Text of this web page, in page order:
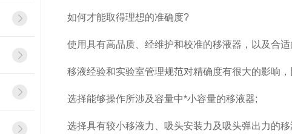
如何才能取得理想的准确度?
使用具有高品质、经维护和校准的移液器，以及合
移液经验和实验室管理规范对精确度有很大的影响
选择能够操作所涉及容量中*小容量的移液器;
选择具有较小移液力、吸头安装力及吸头弹出力的移